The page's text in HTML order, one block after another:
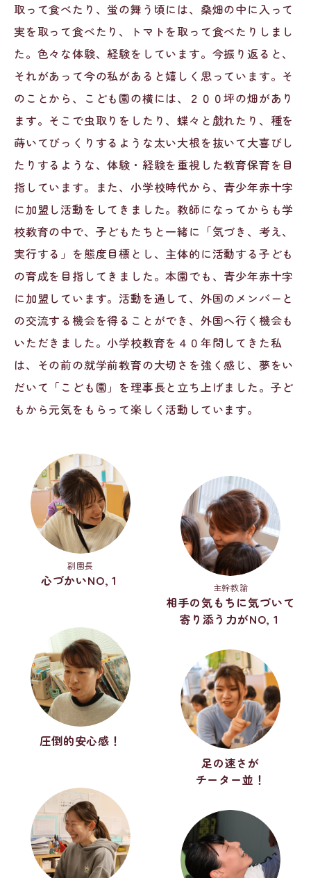
取って食べたり、蛍の舞う頃には、桑畑の中に入って
実を取って食べたり、トマトを取って食べたりしまし
た。色々な体験、経験をしています。今振り返ると、
それがあって今の私があると嬉しく思っています。そ
のことから、こども園の横には、２００坪の畑があり
ます。そこで虫取りをしたり、蝶々と戯れたり、種を
蒔いてびっくりするような太い大根を抜いて大喜びし
たりするような、体験・経験を重視した教育保育を目
指しています。また、小学校時代から、青少年赤十字
に加盟し活動をしてきました。教師になってからも学
校教育の中で、子どもたちと一緒に「気づき、考え、
実行する」を態度目標とし、主体的に活動する子ども
の育成を目指してきました。本園でも、青少年赤十字
に加盟しています。活動を通して、外国のメンバーと
の交流する機会を得ることができ、外国へ行く機会も
いただきました。小学校教育を４０年間してきた私
は、その前の就学前教育の大切さを強く感じ、夢をい
だいて「こども園」を理事長と立ち上げました。子ど
もから元気をもらって楽しく活動しています。
副園長
心づかいNO,１ 主幹教諭
相手の気もちに気づいて
寄り添う力がNO,１
圧倒的安心感！
足の速さが
チーター並！